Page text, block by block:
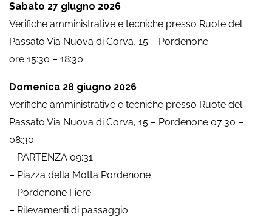
Sabato 27 giugno 2026
Verifiche amministrative e tecniche presso Ruote del
Passato Via Nuova di Corva, 15 – Pordenone
ore 15:30 – 18:30
Domenica 28 giugno 2026
Verifiche amministrative e tecniche presso Ruote del
Passato Via Nuova di Corva, 15 – Pordenone 07:30 –
08:30
– PARTENZA 09:31
– Piazza della Motta Pordenone
– Pordenone Fiere
– Rilevamenti di passaggio